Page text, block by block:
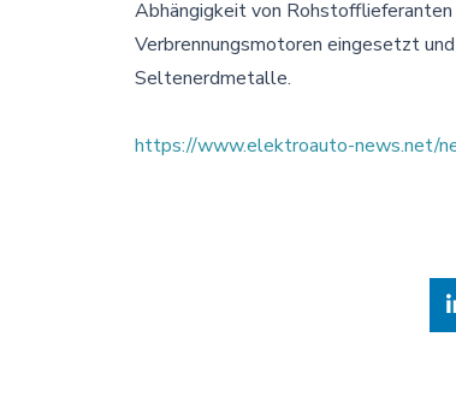
Abhängigkeit von
Verbrennungsmotoren eingesetzt
Seltenerdmetalle.
https://www.elektroauto-news.net/